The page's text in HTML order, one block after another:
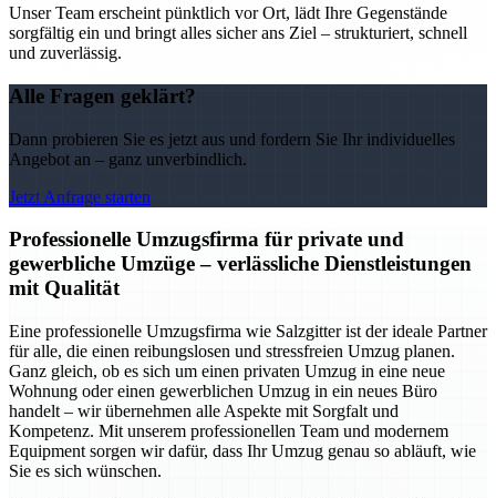
Unser Team erscheint pünktlich vor Ort, lädt Ihre Gegenstände
sorgfältig ein und bringt alles sicher ans Ziel – strukturiert, schnell
und zuverlässig.
Alle Fragen geklärt?
Dann probieren Sie es jetzt aus und fordern Sie Ihr individuelles
Angebot an – ganz unverbindlich.
Jetzt Anfrage starten
Professionelle Umzugsfirma für private und
gewerbliche Umzüge – verlässliche Dienstleistungen
mit Qualität
Eine professionelle Umzugsfirma wie Salzgitter ist der ideale Partner
für alle, die einen reibungslosen und stressfreien Umzug planen.
Ganz gleich, ob es sich um einen privaten Umzug in eine neue
Wohnung oder einen gewerblichen Umzug in ein neues Büro
handelt – wir übernehmen alle Aspekte mit Sorgfalt und
Kompetenz. Mit unserem professionellen Team und modernem
Equipment sorgen wir dafür, dass Ihr Umzug genau so abläuft, wie
Sie es sich wünschen.